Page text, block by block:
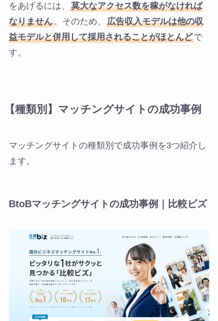
をあげるには、 莫大なアクセス数を稼がなければ
なりません。そのため、 広告収入モデルは他の収
益モデルと併用して採用されることがほとんどで
す。
【種類別】マッチングサイトの成功事例
マッチングサイトの種類別で成功事例を3つ紹介し
ます。
BtoBマッチングサイトの成功事例｜比較ビズ